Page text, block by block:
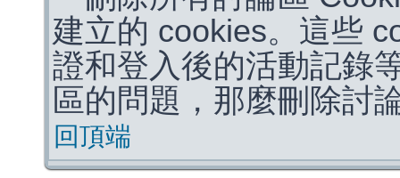
建立的 cookies。這些
證和登入後的活動記錄
區的問題，那麼刪除討
回頂端